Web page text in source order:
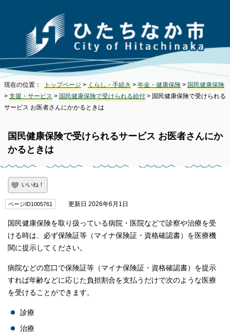
現在の位置： トップページ > くらし・手続き > 年金・健康保険 > 国民健康保険
> 支援・サービス > 国民健康保険で受けられる給付 > 国民健康保険で受けられる
サービス お医者さんにかかるときは
国民健康保険で受けられるサービス お医者さんにか
かるときは
いいね！
ページID1005761 更新日 2026年6月1日
国民健康保険を取り扱っている病院・医院などで診察や治療を受
ける時は、必ず保険証等（マイナ保険証・資格確認書）を医療機
関に提示してください。
病院などの窓口で保険証等（マイナ保険証・資格確認書）を提示
すれば年齢などに応じた負担割合を支払うだけで次のような医療
を受けることができます。
診療
治療